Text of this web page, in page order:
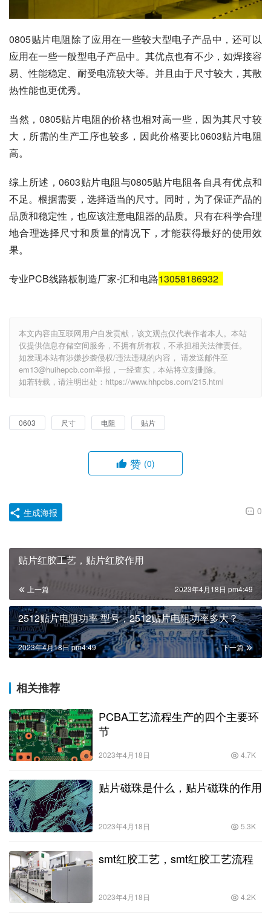
0805贴片电阻除了应用在一些较大型电子产品中，还可以
应用在一些一般型电子产品中。其优点也有不少，如焊接容
易、性能稳定、耐受电流较大等。并且由于尺寸较大，其散
热性能也更优秀。
当然，0805贴片电阻的价格也相对高一些，因为其尺寸较
大，所需的生产工序也较多，因此价格要比0603贴片电阻
高。
综上所述，0603贴片电阻与0805贴片电阻各自具有优点和
不足。根据需要，选择适当的尺寸。同时，为了保证产品的
品质和稳定性，也应该注意电阻器的品质。只有在科学合理
地合理选择尺寸和质量的情况下，才能获得最好的使用效
果。
专业PCB线路板制造厂家-汇和电路13058186932
本文内容由互联网用户自发贡献，该文观点仅代表作者本人。本站
仅提供信息存储空间服务，不拥有所有权，不承担相关法律责任。
如发现本站有涉嫌抄袭侵权/违法违规的内容， 请发送邮件至
em13@huihepcb.com举报，一经查实，本站将立刻删除。
如若转载，请注明出处：https://www.hhpcbs.com/215.html
0603 尺寸 电阻 贴片
赞 (0)
0
生成海报
贴片红胶工艺，贴片红胶作用
上一篇 2023年4月18日 pm4:49
2512贴片电阻功率 型号，2512贴片电阻功率多大？
下一篇
2023年4月18日 pm4:49
相关推荐
PCBA工艺流程生产的四个主要环
节
2023年4月18日 4.7K
贴片磁珠是什么，贴片磁珠的作用
2023年4月18日 5.3K
smt红胶工艺，smt红胶工艺流程
2023年4月18日 4.2K